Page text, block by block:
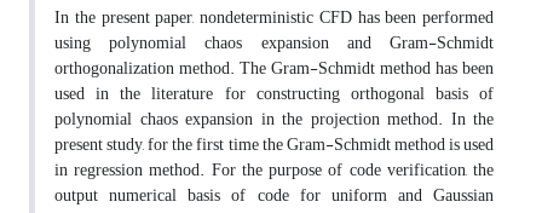
In the present paper, nondeterministic CFD has been performed
using polynomial chaos expansion and Gram-Schmidt
orthogonalization method. The Gram-Schmidt method has been
used in the literature for constructing orthogonal basis of
polynomial chaos expansion in the projection method. In the
present study, for the first time the Gram-Schmidt method is used
in regression method. For the purpose of code verification, the
output numerical basis of code for uniform and Gaussian